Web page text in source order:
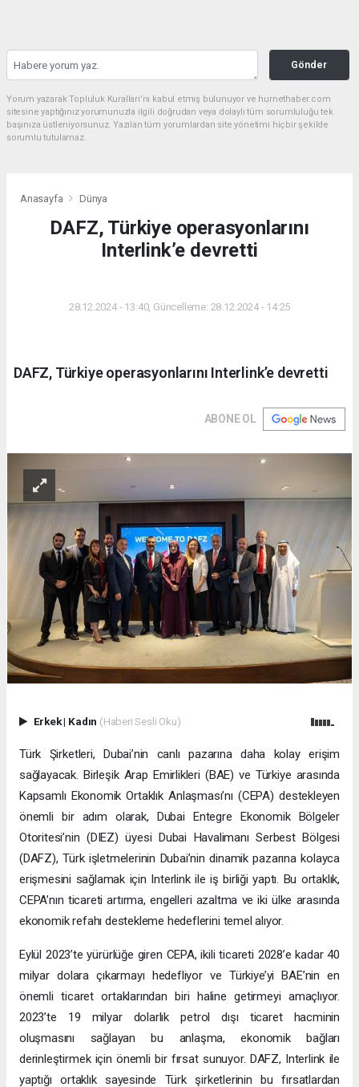
Gönder
Yorum yazarak Topluluk Kuralları’nı kabul etmiş bulunuyor ve hurnethaber.com
sitesine yaptığınız yorumunuzla ilgili doğrudan veya dolaylı tüm sorumluluğu tek
başınıza üstleniyorsunuz. Yazılan tüm yorumlardan site yönetimi hiçbir şekilde
sorumlu tutulamaz.
Anasayfa Dünya
DAFZ, Türkiye operasyonlarını
Interlink’e devretti
28.12.2024 - 13:40, Güncelleme: 28.12.2024 - 14:25
DAFZ, Türkiye operasyonlarını Interlink’e devretti
ABONE OL
Erkek| Kadın (Haberi Sesli Oku)
Türk Şirketleri, Dubai’nin canlı pazarına daha kolay erişim
sağlayacak. Birleşik Arap Emirlikleri (BAE) ve Türkiye arasında
Kapsamlı Ekonomik Ortaklık Anlaşması’nı (CEPA) destekleyen
önemli bir adım olarak, Dubai Entegre Ekonomik Bölgeler
Otoritesi’nin (DIEZ) üyesi Dubai Havalimanı Serbest Bölgesi
(DAFZ), Türk işletmelerinin Dubai’nin dinamik pazarına kolayca
erişmesini sağlamak için Interlink ile iş birliği yaptı. Bu ortaklık,
CEPA’nın ticareti artırma, engelleri azaltma ve iki ülke arasında
ekonomik refahı destekleme hedeflerini temel alıyor.
Eylül 2023’te yürürlüğe giren CEPA, ikili ticareti 2028’e kadar 40
milyar dolara çıkarmayı hedefliyor ve Türkiye’yi BAE’nin en
önemli ticaret ortaklarından biri haline getirmeyi amaçlıyor.
2023’te 19 milyar dolarlık petrol dışı ticaret hacminin
oluşmasını sağlayan bu anlaşma, ekonomik bağları
derinleştirmek için önemli bir fırsat sunuyor. DAFZ, Interlink ile
yaptığı ortaklık sayesinde Türk şirketlerinin bu fırsatlardan